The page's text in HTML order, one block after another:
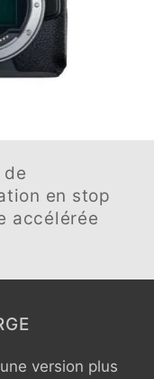
en stop
accélérée
version plus